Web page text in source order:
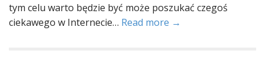
tym celu warto będzie być może poszukać czegoś
ciekawego w Internecie… Read more →